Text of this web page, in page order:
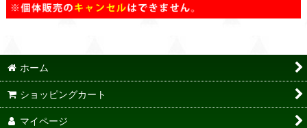
ホーム
ショッピングカート
マイページ